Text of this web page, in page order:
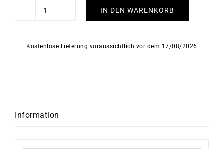
HERBELIN
Menge
IN DEN WARENKORB
Kostenlose Lieferung voraussichtlich vor dem 17/08/2026
Information